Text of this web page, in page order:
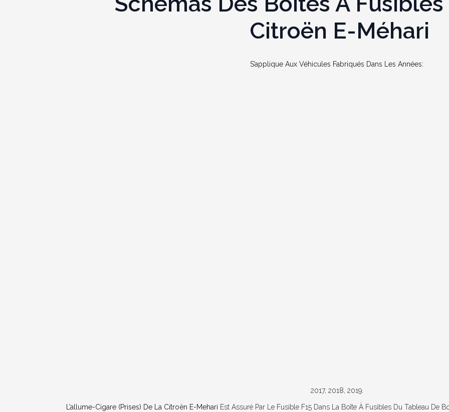
Citroën E-Méhari
S’applique Aux Véhicules Fabriqués Dans Les Années:
2017, 2018, 2019.
L’allume-Cigare (prises) De La Citroën E-Mehari Est Assuré Par Le Fusible F15 Dans La Boîte À Fusibles Du Tableau De